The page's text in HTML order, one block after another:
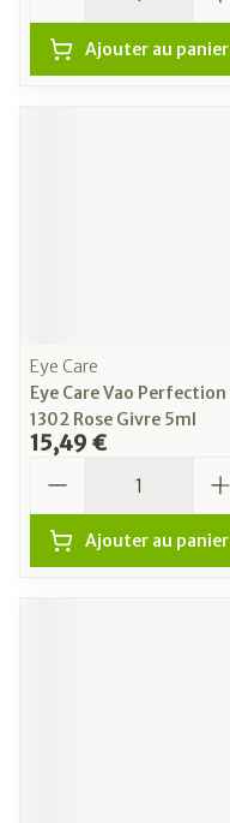
Ajouter au panier
Eye Care
Eye Care Vao Perfection
1302 Rose Givre 5ml
15,49 €
Ajouter au panier